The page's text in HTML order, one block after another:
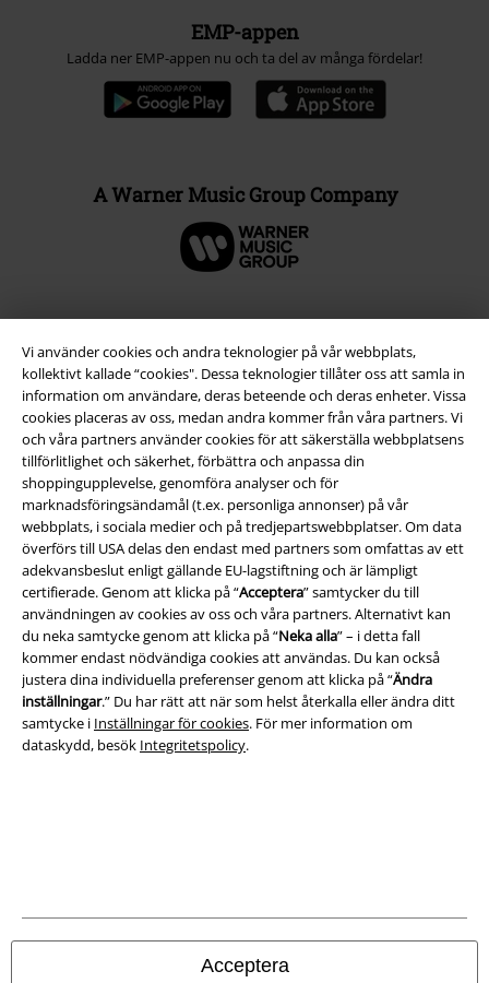
Vi använder cookies och andra teknologier på vår webbplats,
kollektivt kallade “cookies". Dessa teknologier tillåter oss att samla in
information om användare, deras beteende och deras enheter. Vissa
cookies placeras av oss, medan andra kommer från våra partners. Vi
och våra partners använder cookies för att säkerställa webbplatsens
tillförlitlighet och säkerhet, förbättra och anpassa din
shoppingupplevelse, genomföra analyser och för
marknadsföringsändamål (t.ex. personliga annonser) på vår
webbplats, i sociala medier och på tredjepartswebbplatser. Om data
överförs till USA delas den endast med partners som omfattas av ett
adekvansbeslut enligt gällande EU-lagstiftning och är lämpligt
certifierade. Genom att klicka på “Acceptera” samtycker du till
användningen av cookies av oss och våra partners. Alternativt kan
du neka samtycke genom att klicka på “Neka alla” – i detta fall
kommer endast nödvändiga cookies att användas. Du kan också
justera dina individuella preferenser genom att klicka på “Ändra
inställningar.” Du har rätt att när som helst återkalla eller ändra ditt
samtycke i Inställningar för cookies. För mer information om
dataskydd, besök Integritetspolicy.
Acceptera
EMP-appen
Ladda ner EMP-appen nu och ta del av många fördelar!
A Warner Music Group Company
Juridisk information/Villkor
Villkor
Om oss
Ladda ner villkoren
Avfallshantering och miljöskydd
Försäkran om överensstämmelse
Alla priser inkl. moms.Fraktkostnad tillkommer.
© 1986-2026 E.M.P. Merchandising HGmbH